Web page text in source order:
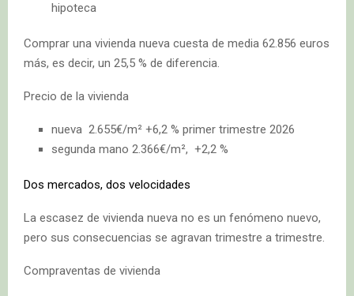
hipoteca
Comprar una vivienda nueva cuesta de media 62.856 euros
más, es decir, un 25,5 % de diferencia.
Precio de la vivienda
nueva 2.655€/m² +6,2 % primer trimestre 2026
segunda mano 2.366€/m², +2,2 %
Dos mercados, dos velocidades
La escasez de vivienda nueva no es un fenómeno nuevo,
pero sus consecuencias se agravan trimestre a trimestre.
Compraventas de vivienda